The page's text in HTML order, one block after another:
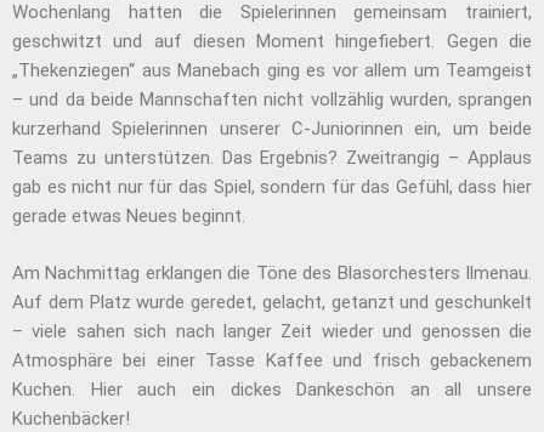
Wochenlang hatten die Spielerinnen gemeinsam trainiert,
geschwitzt und auf diesen Moment hingefiebert. Gegen die
„Thekenziegen“ aus Manebach ging es vor allem um Teamgeist
– und da beide Mannschaften nicht vollzählig wurden, sprangen
kurzerhand Spielerinnen unserer C-Juniorinnen ein, um beide
Teams zu unterstützen. Das Ergebnis? Zweitrangig – Applaus
gab es nicht nur für das Spiel, sondern für das Gefühl, dass hier
gerade etwas Neues beginnt.
Am Nachmittag erklangen die Töne des Blasorchesters Ilmenau.
Auf dem Platz wurde geredet, gelacht, getanzt und geschunkelt
– viele sahen sich nach langer Zeit wieder und genossen die
Atmosphäre bei einer Tasse Kaffee und frisch gebackenem
Kuchen. Hier auch ein dickes Dankeschön an all unsere
Kuchenbäcker!